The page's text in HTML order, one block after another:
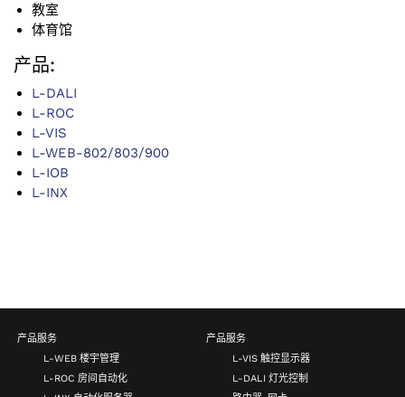
教室
体育馆
产品:
L-DALI
L-ROC
L-VIS
L-WEB-802/803/900
L-IOB
L-INX
产品服务
L-WEB 楼宇管理
L-ROC 房间自动化
产品服务
L-VIS 触控显示器
L-DALI 灯光控制